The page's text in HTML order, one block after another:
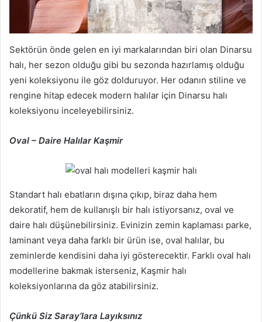
Sektörün önde gelen en iyi markalarından biri olan Dinarsu
halı, her sezon olduğu gibi bu sezonda hazırlamış olduğu
yeni koleksiyonu ile göz dolduruyor. Her odanın stiline ve
rengine hitap edecek modern halılar için Dinarsu halı
koleksiyonu inceleyebilirsiniz.
Oval – Daire Halılar Kaşmir
Standart halı ebatların dışına çıkıp, biraz daha hem
dekoratif, hem de kullanışlı bir halı istiyorsanız, oval ve
daire halı düşünebilirsiniz. Evinizin zemin kaplaması parke,
laminant veya daha farklı bir ürün ise, oval halılar, bu
zeminlerde kendisini daha iyi gösterecektir. Farklı oval halı
modellerine bakmak isterseniz, Kaşmir halı
koleksiyonlarına da göz atabilirsiniz.
Çünkü Siz Saray’lara Layıksınız